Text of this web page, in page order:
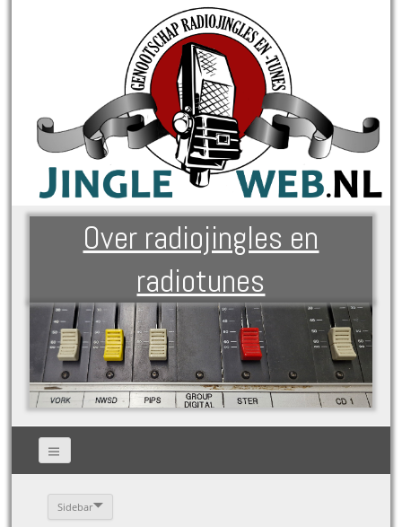
Over radiojingles en
radiotunes
Sidebar